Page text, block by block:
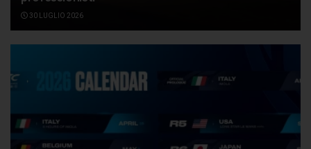
30 LUGLIO 2026